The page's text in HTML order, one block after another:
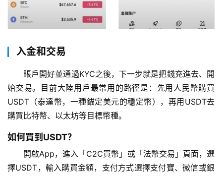
入金和交易
賬戶開好並通過KYC之後，下一步就是把錢充進去、開
始交易。目前大陸用戶最常用的路徑是：先用人民幣購買
USDT（泰達幣，一種錨定美元的穩定幣），再用USDT去
購買比特幣、以太坊等目標幣種。
如何買到USDT？
開啟App，進入「C2C買幣」或「法幣交易」頁面，選
擇USDT，輸入購買金額，支付方式選擇支付寶、微信或銀